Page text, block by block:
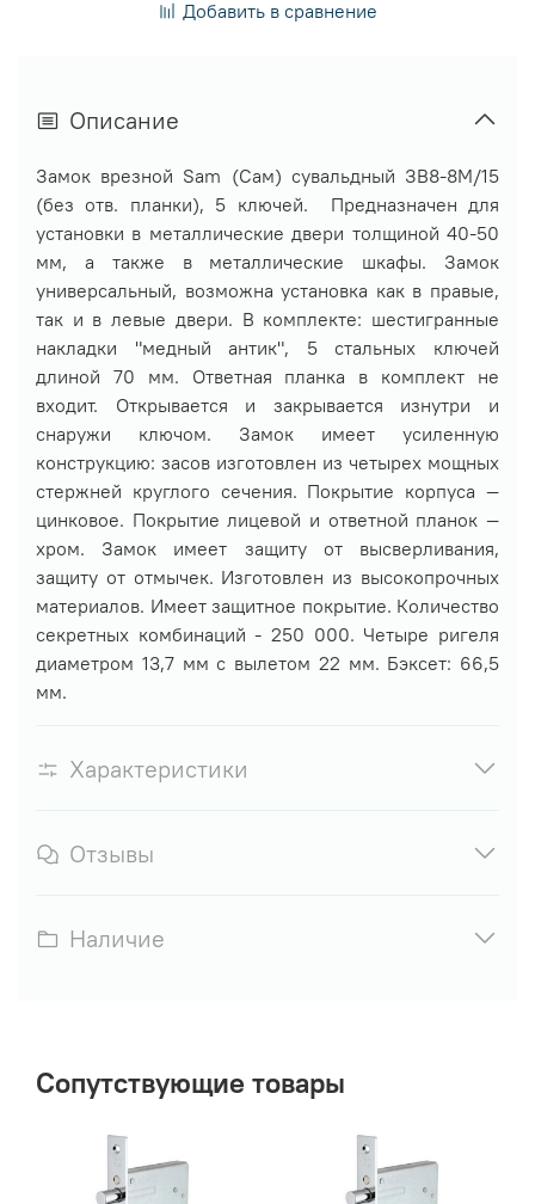
Добавить в сравнение
Описание
Замок врезной Sam (Сам) сувальдный ЗВ8-8М/15
(без отв. планки), 5 ключей. Предназначен для
установки в металлические двери толщиной 40-50
мм, а также в металлические шкафы. Замок
универсальный, возможна установка как в правые,
так и в левые двери. В комплекте: шестигранные
накладки "медный антик", 5 стальных ключей
длиной 70 мм. Ответная планка в комплект не
входит. Открывается и закрывается изнутри и
снаружи ключом. Замок имеет усиленную
конструкцию: засов изготовлен из четырех мощных
стержней круглого сечения. Покрытие корпуса —
цинковое. Покрытие лицевой и ответной планок —
хром. Замок имеет защиту от высверливания,
защиту от отмычек. Изготовлен из высокопрочных
материалов. Имеет защитное покрытие. Количество
секретных комбинаций - 250 000. Четыре ригеля
диаметром 13,7 мм с вылетом 22 мм. Бэксет: 66,5
мм.
Характеристики
Отзывы
Наличие
Сопутствующие товары